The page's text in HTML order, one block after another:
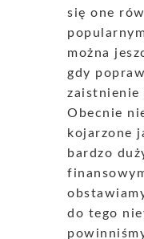
się one
można
gdy
zaistnienie
Obecnie
kojarzone
bardzo
do tego